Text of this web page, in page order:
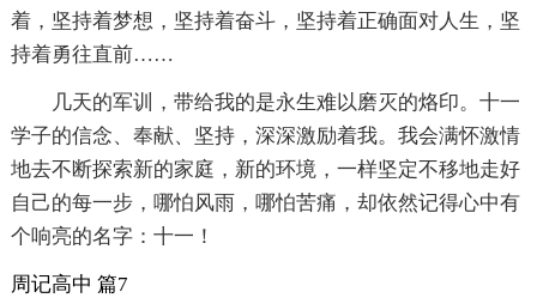
着，坚持着梦想，坚持着奋斗，坚持着正确面对人生，坚
持着勇往直前……
几天的军训，带给我的是永生难以磨灭的烙印。十一
学子的信念、奉献、坚持，深深激励着我。我会满怀激情
地去不断探索新的家庭，新的环境，一样坚定不移地走好
自己的每一步，哪怕风雨，哪怕苦痛，却依然记得心中有
个响亮的名字：十一！
周记高中 篇7